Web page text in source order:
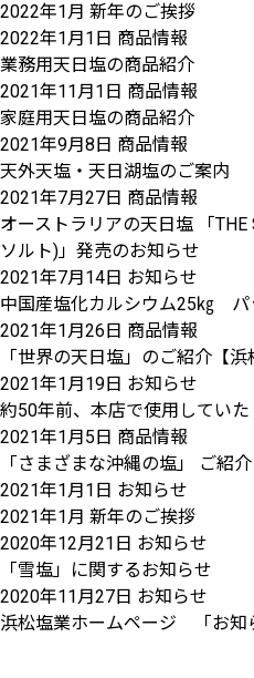
2022年1月 新年のご挨拶
2022年1月1日 商品情報
業務用天日塩の商品紹介
2021年11月1日 商品情報
家庭用天日塩の商品紹介
2021年9月8日 商品情報
天外天塩・天日湖塩のご案内
2021年7月27日 商品情報
オーストラリアの天日塩 「THE
ソルト)」発売のお知らせ
2021年7月14日 お知らせ
中国産塩化カルシウム25㎏ パ
2021年1月26日 商品情報
「世界の天日塩」のご紹介【浜
2021年1月19日 お知らせ
約50年前、本店で使用してい
2021年1月5日 商品情報
「さまざまな沖縄の塩」 ご紹介
2021年1月1日 お知らせ
2021年1月 新年のご挨拶
2020年12月21日 お知らせ
「雪塩」に関するお知らせ
2020年11月27日 お知らせ
浜松塩業ホームページ 「お知